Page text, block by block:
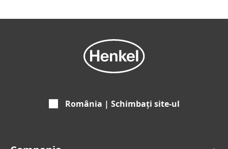
România | Schimbați site-ul